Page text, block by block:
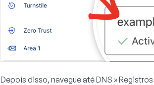
Depois disso, navegue atéDNS » Registros